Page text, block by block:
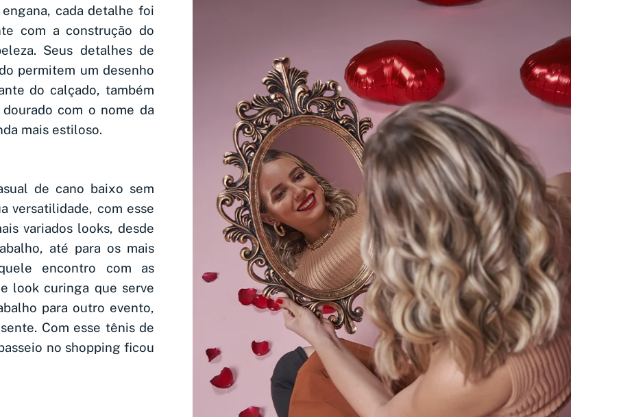
cada detalhe foi
com a construção do
Seus detalhes de
permitem um desenho
do calçado, também
com o nome da
mais estiloso.
de cano baixo sem
versatilidade, com esse
variados looks, desde
até para os mais
encontro com as
look curinga que serve
para outro evento,
Com esse tênis de
no shopping ficou